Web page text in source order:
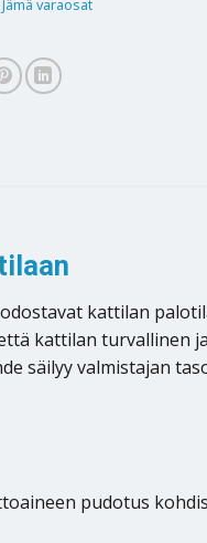
Jämä varaosat
kattilan
kattilan turvallinen
säilyy valmistajan
pudotus